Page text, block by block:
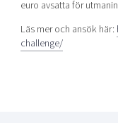
euro avsatta för
Läs mer och ansök här:
challenge/